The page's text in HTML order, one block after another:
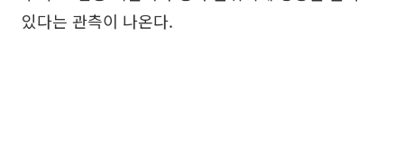
있다는 관측이 나온다.